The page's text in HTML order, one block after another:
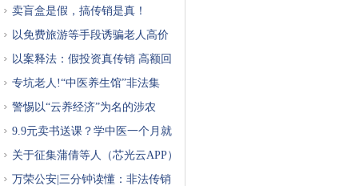
卖盲盒是假，搞传销是真！
以免费旅游等手段诱骗老人高价
以案释法：假投资真传销 高额回
专坑老人!“中医养生馆”非法集
警惕以“云养经济”为名的涉农
9.9元卖书送课？学中医一个月就
关于征集蒲倩等人（芯光云APP）
万荣公安|三分钟读懂：非法传销